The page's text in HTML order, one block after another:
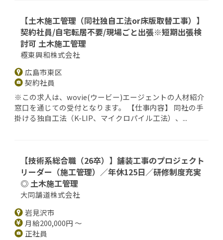
【土木施工管理（同社独自工法or床版取替工事）】
契約社員/自宅転居不要/現場ごと出張※短期出張検
討可 土木施工管理
極東興和株式会社
広島市東区
契約社員
※この求人は、wovie(ウービー)エージェントの人材紹介
窓口を通じての受付となります。 【仕事内容】 同社の手
掛ける独自工法（K-LIP、マイクロパイル工法）、...
【技術系総合職（26卒）】舗装工事のプロジェクト
リーダー（施工管理）／年休125日／研修制度充実
◎ 土木施工管理
大同舗道株式会社
岩見沢市
月給200,000円 ～
正社員